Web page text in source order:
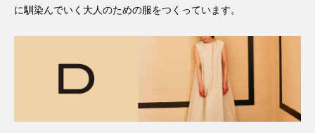
に馴染んでいく大人のための服をつくっています。